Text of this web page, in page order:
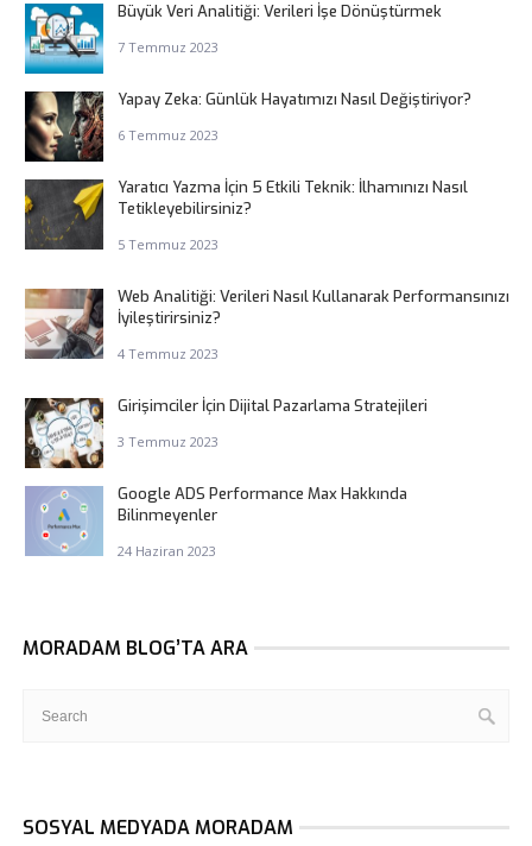
Büyük Veri Analitiği: Verileri İşe Dönüştürmek
7 Temmuz 2023
Yapay Zeka: Günlük Hayatımızı Nasıl Değiştiriyor?
6 Temmuz 2023
Yaratıcı Yazma İçin 5 Etkili Teknik: İlhamınızı Nasıl
Tetikleyebilirsiniz?
5 Temmuz 2023
Web Analitiği: Verileri Nasıl Kullanarak Performansınızı
İyileştirirsiniz?
4 Temmuz 2023
Girişimciler İçin Dijital Pazarlama Stratejileri
3 Temmuz 2023
Google ADS Performance Max Hakkında
Bilinmeyenler
24 Haziran 2023
MORADAM BLOG’TA ARA
SOSYAL MEDYADA MORADAM